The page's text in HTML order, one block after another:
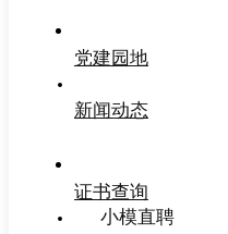
党建园地
新闻动态
证书查询
小模直聘